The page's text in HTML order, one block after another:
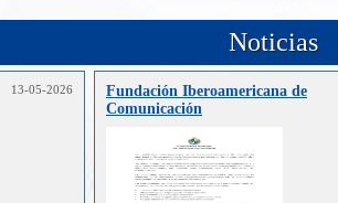
Noticias
13-05-2026
Fundación Iberoamericana de
Comunicación